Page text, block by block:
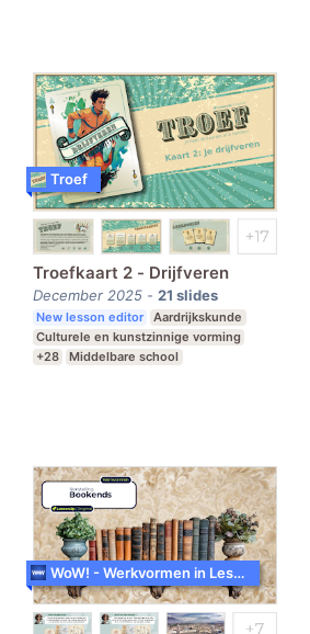
Troefkaart 2 - Drijfveren
December 2025- 21 slides
New lesson editor
Aardrijkskunde
Culturele en kunstzinnige vorming
+28
Middelbare school
Troef
WoW! - Werkvormen in LessonUp